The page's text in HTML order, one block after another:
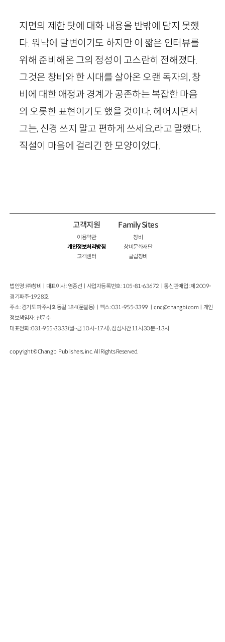
지면의 제한 탓에 대화 내용을 반밖에 담지 못했
다. 워낙에 달변이기도 하지만 이 짧은 인터뷰를
위해 준비해온 그의 정성이 고스란히 전해졌다.
그것은 창비와 한 시대를 살아온 오랜 독자의, 창
비에 대한 애정과 경계가 공존하는 복잡한 마음
의 오롯한 표현이기도 했을 것이다. 헤어지면서
그는, 신경 쓰지 말고 편하게 쓰세요,라고 말했다.
직설이 마음에 걸리긴 한 모양이었다.
고객지원
이용약관
개인정보처리방침
고객센터
Family Sites
창비
창비문화재단
클럽창비
법인명 : ㈜창비ㅣ대표이사 : 염종선ㅣ사업자등록번호 : 105-81-63672ㅣ통신판매업 : 제 2009-
경기파주-1928호
주소 : 경기도 파주시 회동길 184(문발동)ㅣ팩스 : 031-955-3399 ㅣcnc@changbi.com ㅣ개인
정보책임자 : 신문수
대표전화 : 031-955-3333(월~금 10시~17시), 점심시간 11시 30분~13시
copyright © Changbi Publishers, inc. All Rights Reserved.